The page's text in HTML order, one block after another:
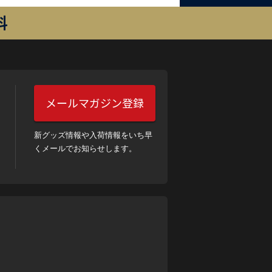
メールマガジン登録
新グッズ情報や入荷情報をいち早
くメールでお知らせします。